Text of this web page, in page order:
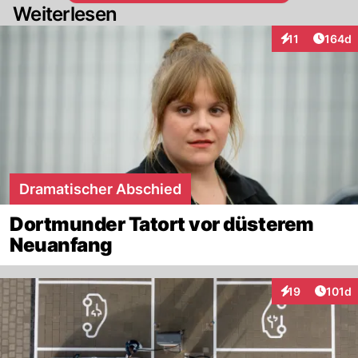
Weiterlesen
11
Interaktionen
164d
Dramatischer Abschied
Dortmunder Tatort vor düsterem
Neuanfang
19
Interaktionen
101d